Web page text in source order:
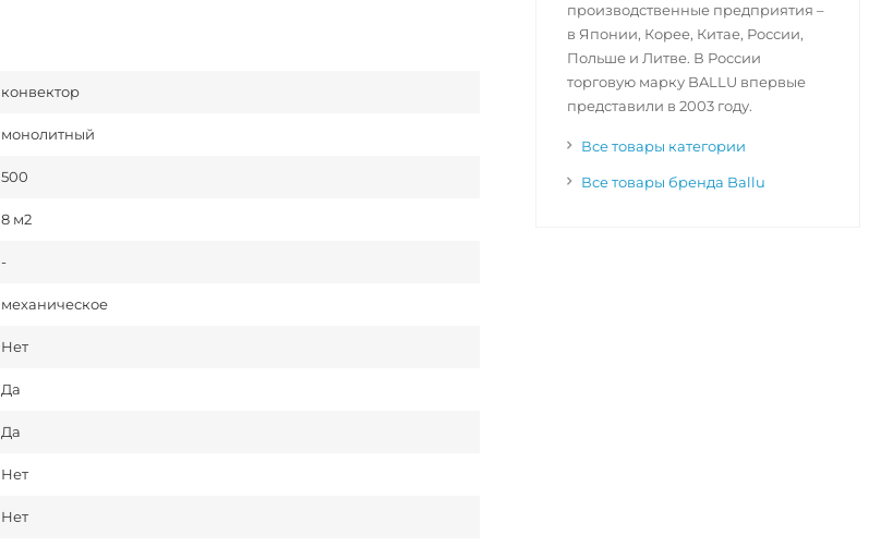
конвектор
монолитный
500
8 м2
-
механическое
Нет
Да
Да
Нет
Нет
производственные предприятия –
в Японии, Корее, Китае, России,
Польше и Литве. В России
торговую марку BALLU впервые
представили в 2003 году.
Все товары категории
Все товары бренда Ballu